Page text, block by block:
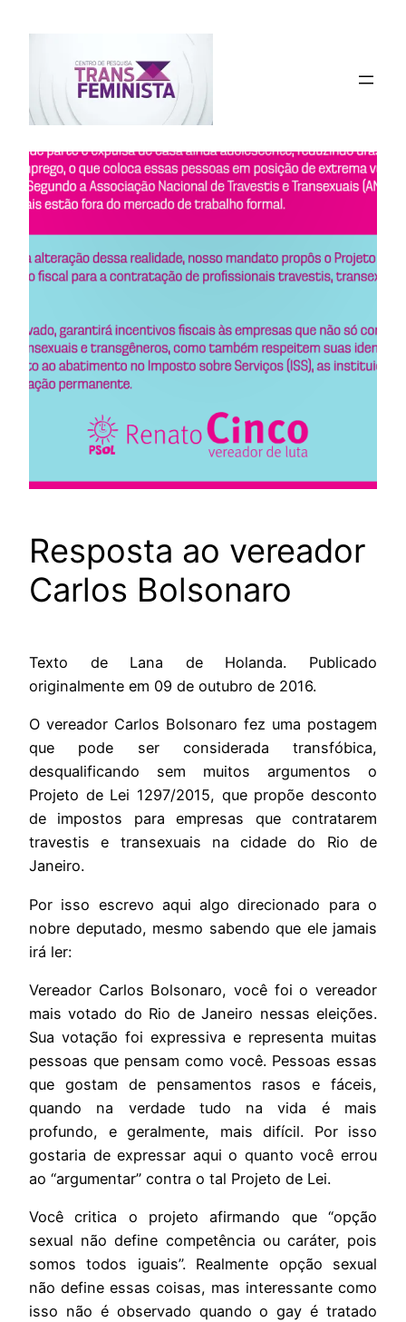
Resposta ao vereador
Carlos Bolsonaro
Texto de Lana de Holanda. Publicado
originalmente em 09 de outubro de 2016.
O vereador Carlos Bolsonaro fez uma postagem
que pode ser considerada transfóbica,
desqualificando sem muitos argumentos o
Projeto de Lei 1297/2015, que propõe desconto
de impostos para empresas que contratarem
travestis e transexuais na cidade do Rio de
Janeiro.
Por isso escrevo aqui algo direcionado para o
nobre deputado, mesmo sabendo que ele jamais
irá ler:
Vereador Carlos Bolsonaro, você foi o vereador
mais votado do Rio de Janeiro nessas eleições.
Sua votação foi expressiva e representa muitas
pessoas que pensam como você. Pessoas essas
que gostam de pensamentos rasos e fáceis,
quando na verdade tudo na vida é mais
profundo, e geralmente, mais difícil. Por isso
gostaria de expressar aqui o quanto você errou
ao “argumentar” contra o tal Projeto de Lei.
Você critica o projeto afirmando que “opção
sexual não define competência ou caráter, pois
somos todos iguais”. Realmente opção sexual
não define essas coisas, mas interessante como
isso não é observado quando o gay é tratado